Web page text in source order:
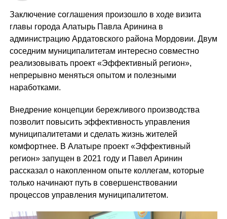
Заключение соглашения произошло в ходе визита
главы города Алатырь Павла Аринина в
администрацию Ардатовского района Мордовии. Двум
соседним муниципалитетам интересно совместно
реализовывать проект «Эффективный регион»,
непрерывно меняться опытом и полезными
наработками.
Внедрение концепции бережливого производства
позволит повысить эффективность управления
муниципалитетами и сделать жизнь жителей
комфортнее. В Алатыре проект «Эффективный
регион» запущен в 2021 году и Павел Аринин
рассказал о накопленном опыте коллегам, которые
только начинают путь в совершенствовании
процессов управления муниципалитетом.